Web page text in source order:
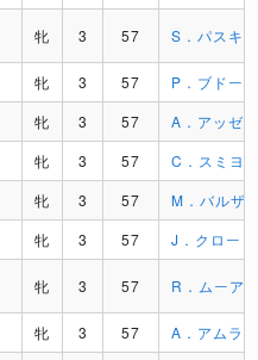
牝 3 57 S．パスキ
牝 3 57
P．ブドー
牝 3 57
A．アッゼ
牝 3 57
C．スミヨ
牝 3 57
M．バルザ
牝 3 57 J．クロー
牝 3 57 R．ムーア
牝 3 57
A．アムラ